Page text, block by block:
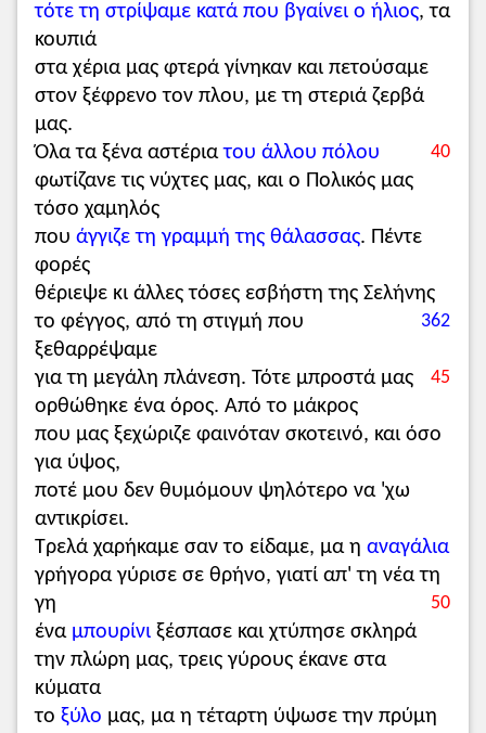
τότε τη στρίψαμε κατά που βγαίνει ο ήλιος, τα
κουπιά
στα χέρια μας φτερά γίνηκαν και πετούσαμε
στον ξέφρενο τον πλου, με τη στεριά ζερβά
μας.
Όλα τα ξένα αστέριατου άλλου πόλου 40
φωτίζανε τις νύχτες μας, και ο Πολικός μας
τόσο χαμηλός
που άγγιζε τη γραμμή της θάλασσας. Πέντε
φορές
θέριεψε κι άλλες τόσες εσβήστη της Σελήνης
362
το φέγγος, από τη στιγμή που
ξεθαρρέψαμε
για τη μεγάλη πλάνεση. Τότε μπροστά μας
45
ορθώθηκε ένα όρος. Από το μάκρος
που μας ξεχώριζε φαινόταν σκοτεινό, και όσο
για ύψος,
ποτέ μου δεν θυμόμουν ψηλότερο να 'χω
αντικρίσει.
Τρελά χαρήκαμε σαν το είδαμε, μα η αναγάλια
γρήγορα γύρισε σε θρήνο, γιατί απ' τη νέα τη
γη
50
ένα μπουρίνι ξέσπασε και χτύπησε σκληρά
την πλώρη μας, τρεις γύρους έκανε στα
κύματα
το ξύλο μας, μα η τέταρτη ύψωσε την πρύμη